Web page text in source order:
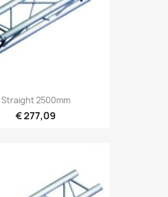
Snel bekijken
Straight 2500mm
€ 277,09